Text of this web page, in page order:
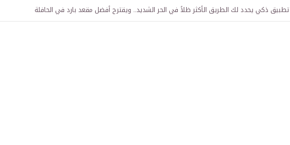
تركيا وسوريا توقعان اتفاقية لإنشاء “الجامعة السورية التركية” في دمشق.. منح دراسية واعتراف بالشهادات